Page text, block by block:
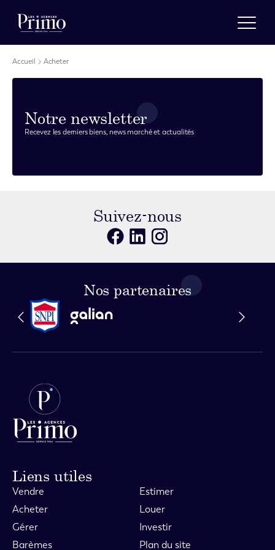
Estimer
Louer
Nos agences
A propos
Actualités
Recrutement
Accueil Acheter
Notre newsletter
Recevez les derniers biens, news marché et actualités
Suivez-nous
Nos partenaires
Liens utiles
Vendre
Estimer
Acheter
Louer
Gérer
Investir
Barèmes
Plan du site